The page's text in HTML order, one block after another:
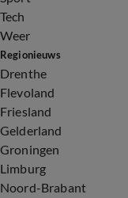
Tech
Weer
Regionieuws
Drenthe
Flevoland
Friesland
Gelderland
Groningen
Limburg
Noord-Brabant